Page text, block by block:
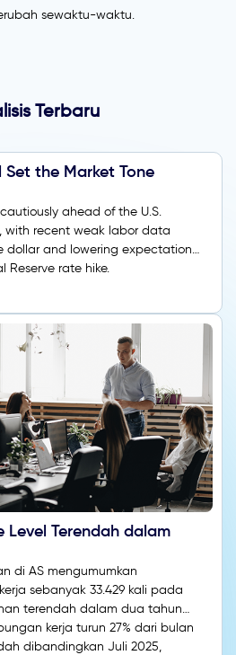
sewaktu-waktu.
Terbaru
the Market Tone
ahead of the U.S.
with recent weak labor data
dollar and lowering expectations
Reserve rate hike.
Level Terendah dalam
di AS mengumumkan
sebanyak 33.429 kali pada
terendah dalam dua tahun
kerja turun 27% dari bulan
dibandingkan Juli 2025,